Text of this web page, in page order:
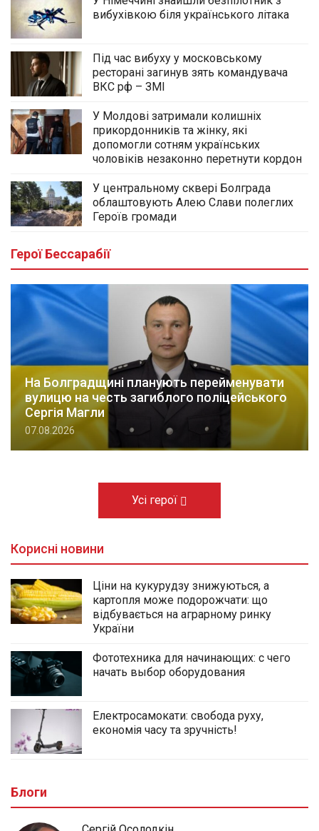
вибухівкою біля українського літака
Під час вибуху у московському
ресторані загинув зять командувача
ВКС рф – ЗМІ
У Молдові затримали колишніх
прикордонників та жінку, які
допомогли сотням українських
чоловіків незаконно перетнути кордон
У центральному сквері Болграда
облаштовують Алею Слави полеглих
Героїв громади
Герої Бессарабії
На Болградщині планують перейменувати
вулицю на честь загиблого поліцейського
Сергія Магли
07.08.2026
Усі герої
Корисні новини
Ціни на кукурудзу знижуються, а
картопля може подорожчати: що
відбувається на аграрному ринку
України
Фототехника для начинающих: с чего
начать выбор оборудования
Електросамокати: свобода руху,
економія часу та зручність!
Блоги